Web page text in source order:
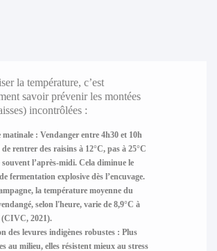
la température, c’est
savoir prévenir les montées
incontrôlées :
matinale : Vendanger entre 4h30 et 10h
rentrer des raisins à 12°C, pas à 25°C
souvent l’après-midi. Cela diminue le
fermentation explosive dès l’encuvage.
la température moyenne du
selon l'heure, varie de 8,9°C à
(CIVC, 2021).
des levures indigènes robustes : Plus
au milieu, elles résistent mieux au stress